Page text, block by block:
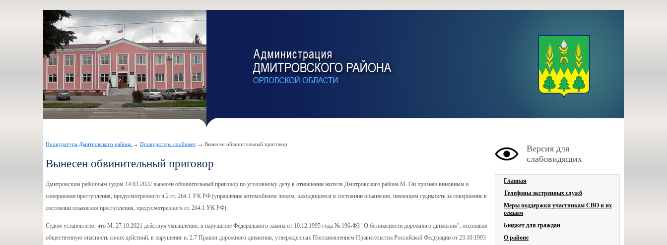
Прокуратура Дмитровского района → Прокуратура сообщает → Вынесен обвинительный приговор
Вынесен обвинительный приговор
Дмитровским районным судом 14.03.2022 вынесен обвинительный приговор по уголовному делу в отношении жителя Дмитровского района М. Он признан виновным в
совершении преступления, предусмотренного ч.2 ст. 264.1 УК РФ (управление автомобилем лицом, находящимся в состоянии опьянения, имеющим судимость за совершение в
состоянии опьянения преступления, предусмотренного ст. 264.1 УК РФ).
Судом установлено, что М. 27.10.2021 действуя умышленно, в нарушение Федерального закона от 10.12.1995 года № 196-ФЗ "О безопасности дорожного движения", осознавая
общественную опасность своих действий, в нарушение п. 2.7 Правил дорожного движения, утвержденных Постановлением Правительства Российской Федерации от 23.10.1993
Версия для
слабовидящих
Главная
Телефоны экстренных служб
Меры поддержки участникам СВО и их
семьям
Бюджет для граждан
О районе